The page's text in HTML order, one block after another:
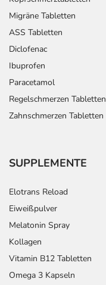
Migräne Tabletten
ASS Tabletten
Diclofenac
Ibuprofen
Paracetamol
Regelschmerzen Tabletten
Zahnschmerzen Tabletten
SUPPLEMENTE
Elotrans Reload
Eiweißpulver
Melatonin Spray
Kollagen
Vitamin B12 Tabletten
Omega 3 Kapseln